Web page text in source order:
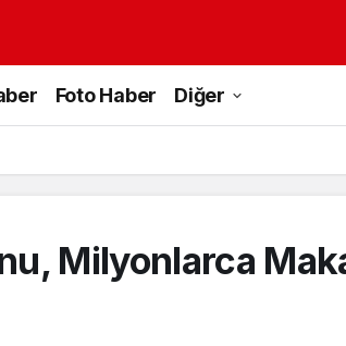
Foto Haber Diğer
Milyonlarca